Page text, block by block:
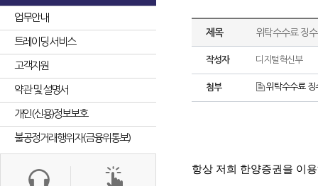
업무안내
트레이딩 서비스
고객지원
약관 및 설명서
개인(신용)정보보호
불공정거래행위자(금융위통보)
제목 위탁수수료 징
작성자 디지털혁신부
첨부 위탁수수료
항상 저희 한양증권을 이